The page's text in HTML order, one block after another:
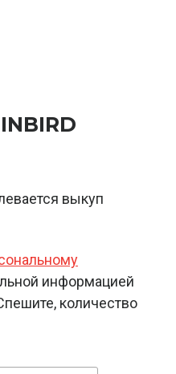
выкуп
информацией
количество